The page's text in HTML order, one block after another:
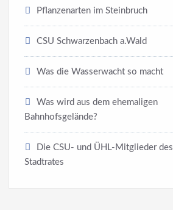
Pflanzenarten im Steinbruch
CSU Schwarzenbach a.Wald
Was die Wasserwacht so macht
Was wird aus dem ehemaligen
Bahnhofsgelände?
Die CSU- und ÜHL-Mitglieder des
Stadtrates